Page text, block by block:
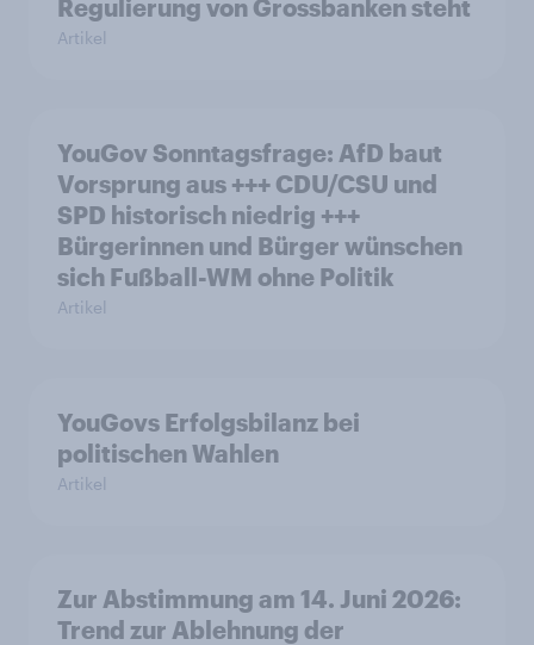
Regulierung von Grossbanken steht
Artikel
YouGov Sonntagsfrage: AfD baut
Vorsprung aus +++ CDU/CSU und
SPD historisch niedrig +++
Bürgerinnen und Bürger wünschen
sich Fußball-WM ohne Politik
Artikel
YouGovs Erfolgsbilanz bei
politischen Wahlen
Artikel
Zur Abstimmung am 14. Juni 2026:
Trend zur Ablehnung der